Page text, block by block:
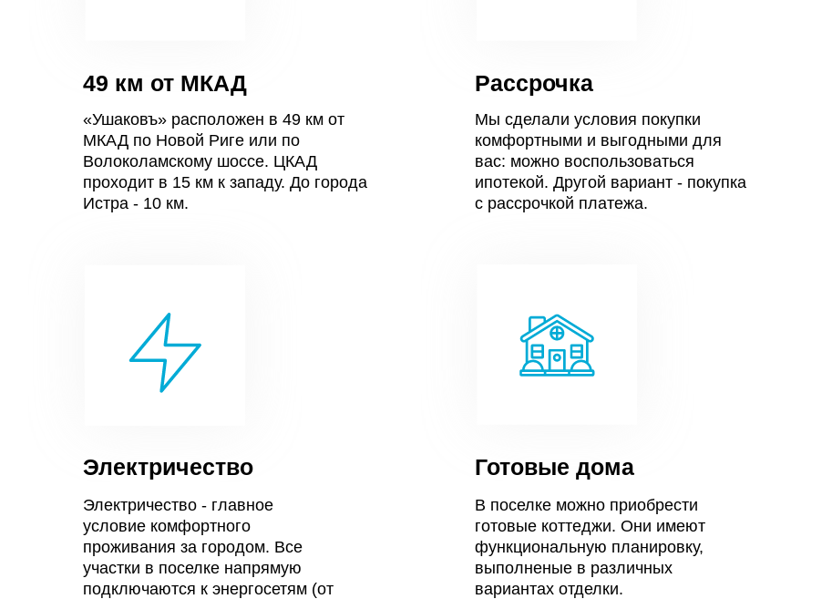
Рассрочка
Мы сделали условия покупки
комфортными и выгодными для
вас: можно воспользоваться
ипотекой. Другой вариант - покупка
с рассрочкой платежа.
Электричество
Электричество - главное
условие комфортного
проживания за городом. Все
участки в поселке напрямую
подключаются к энергосетям (от
Готовые дома
В поселке можно приобрести
готовые коттеджи. Они имеют
функциональную планировку,
выполненые в различных
вариантах отделки.
49 км от МКАД
«Ушаковъ» расположен в 49 км от
МКАД по Новой Риге или по
Волоколамскому шоссе. ЦКАД
проходит в 15 км к западу. До города
Истра - 10 км.